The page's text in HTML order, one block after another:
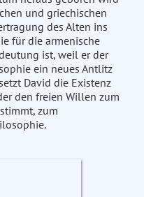
und griechischen
des Alten ins
für die armenische
ist, weil er der
ein neues Antlitz
David die Existenz
den freien Willen zum
zum